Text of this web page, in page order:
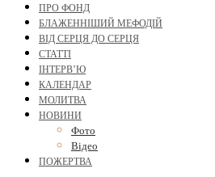
ПРО ФОНД
БЛАЖЕННІШИЙ МЕФОДІЙ
ВІД СЕРЦЯ ДО СЕРЦЯ
СТАТТІ
ІНТЕРВ’Ю
КАЛЕНДАР
МОЛИТВА
НОВИНИ
Фото
Відео
ПОЖЕРТВА